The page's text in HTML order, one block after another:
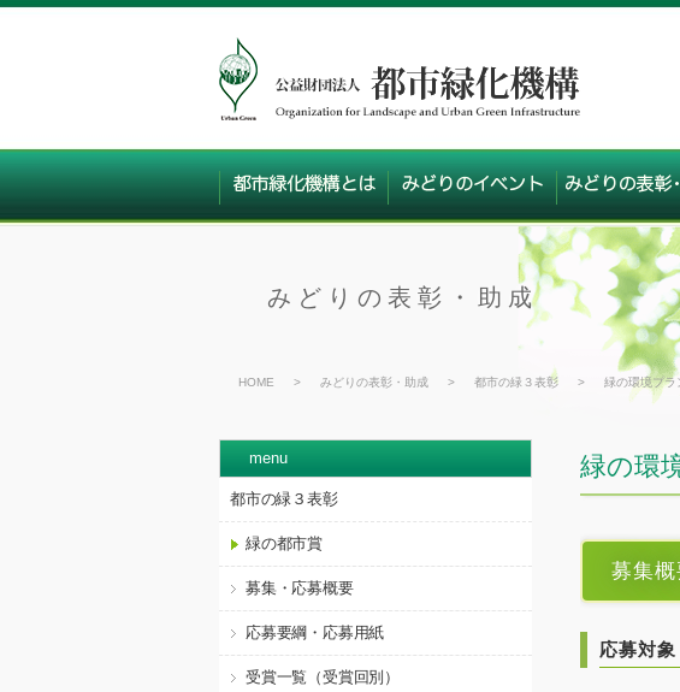
みどりの表彰・助成
HOME > みどりの表彰・助成 > 都市の緑３表彰 > 緑の環境プラ
緑の環
募集概
応募対象
menu
都市の緑３表彰
緑の都市賞
募集・応募概要
応募要綱・応募用紙
受賞一覧（受賞回別）